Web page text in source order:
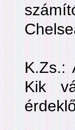
K.Zs.:
Kik